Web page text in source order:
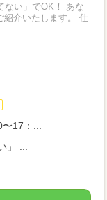
ない」でOK！ あな
いたします。 仕
17：...
」 ...